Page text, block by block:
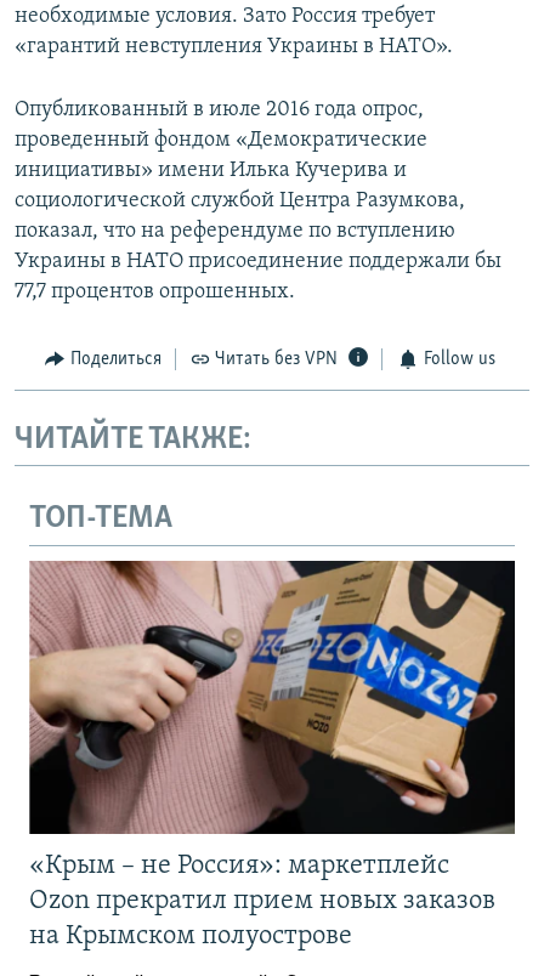
необходимые условия. Зато Россия требует
«гарантий невступления Украины в НАТО».
Опубликованный в июле 2016 года опрос,
проведенный фондом «Демократические
инициативы» имени Илька Кучерива и
социологической службой Центра Разумкова,
показал, что на референдуме по вступлению
Украины в НАТО присоединение поддержали бы
77,7 процентов опрошенных.
Поделиться Читать без VPN Follow us
ЧИТАЙТЕ ТАКЖЕ:
ТОП-ТЕМА
«Крым – не Россия»: маркетплейс
Ozon прекратил прием новых заказов
на Крымском полуострове